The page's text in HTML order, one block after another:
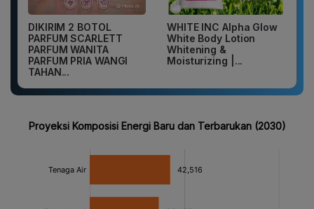
DIKIRIM 2 BOTOL
PARFUM SCARLETT
PARFUM WANITA
PARFUM PRIA WANGI
TAHAN...
WHITE INC Alpha Glow
White Body Lotion
Whitening &
Moisturizing |...